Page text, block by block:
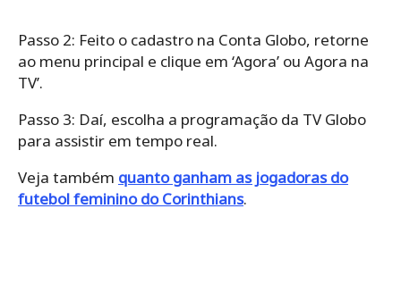
Passo 2: Feito o cadastro na Conta Globo, retorne
ao menu principal e clique em ‘Agora’ ou Agora na
TV’.
Passo 3: Daí, escolha a programação da TV Globo
para assistir em tempo real.
Veja também quanto ganham as jogadoras do
futebol feminino do Corinthians.